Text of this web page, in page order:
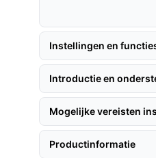
Instellingen en
Introductie en
Mogelijke vereisten
Productinformatie